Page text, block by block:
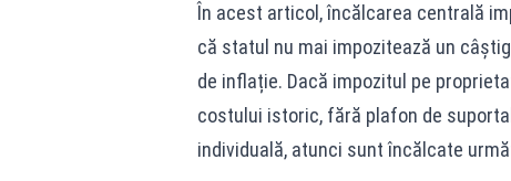
În acest articol, încălcarea centrală
că statul nu mai impozitează un
de inflație. Dacă impozitul pe
costului istoric, fără plafon de
individuală, atunci sunt încălcate